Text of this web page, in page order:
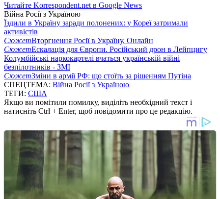
Читайте Korrespondent.net в Google News
Війна Росії з Україною
Їздили в Україну заради полонених: у Кореї затримали
активістів
СюжетВторгнення Росії в Україну. Онлайн
СюжетЕскалація для Європи. Російський дрон в Лейпцигу
Колумбійські наркокартелі вчаться українській війні
безпілотників - ЗМІ
СюжетЗміни в армії РФ: що стоїть за рішенням Путіна
СПЕЦТЕМА: Війна Росії з Україною
ТЕГИ: США
Якщо ви помітили помилку, виділіть необхідний текст і
натисніть Ctrl + Enter, щоб повідомити про це редакцію.